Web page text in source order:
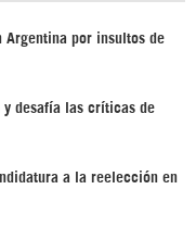
Argentina por insultos de
y desafía las críticas de
a la reelección en